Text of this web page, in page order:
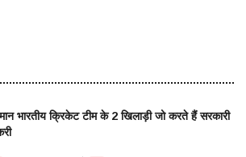
भारतीय क्रिकेट टीम के 2 खिलाड़ी जो करते हैं सरकारी